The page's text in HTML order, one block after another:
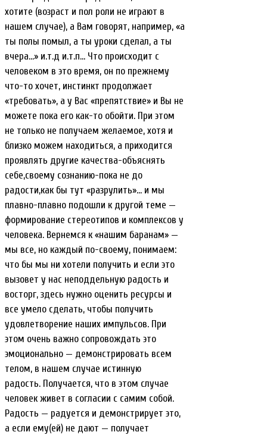
хотите (возраст и пол роли не играют в
нашем случае), а Вам говорят, например, «а
ты полы помыл, а ты уроки сделал, а ты
вчера…» и.т.д и.т.п… Что происходит с
человеком в это время, он по прежнему
что-то хочет, инстинкт продолжает
«требовать», а у Вас «препятствие» и Вы не
можете пока его как-то обойти. При этом
не только не получаем желаемое, хотя и
близко можем находиться, а приходится
проявлять другие качества-объяснять
себе,своему сознанию-пока не до
радости,как бы тут «разрулить»… и мы
плавно-плавно подошли к другой теме —
формирование стереотипов и комплексов у
человека. Вернемся к «нашим баранам» —
мы все, но каждый по-своему, понимаем:
что бы мы ни хотели получить и если это
вызовет у нас неподдельную радость и
восторг, здесь нужно оценить ресурсы и
все умело сделать, чтобы получить
удовлетворение наших импульсов. При
этом очень важно сопровождать это
эмоционально — демонстрировать всем
телом, в нашем случае истинную
радость. Получается, что в этом случае
человек живет в согласии с самим собой.
Радость — радуется и демонстрирует это,
а если ему(ей) не дают — получает